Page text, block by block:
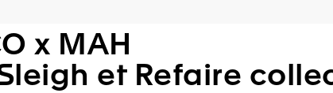
x MAH
et Refaire collection : une